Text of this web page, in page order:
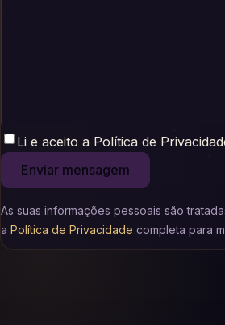
Li e aceito a Política de
Enviar mensagem
As suas informações pessoais são
a Política de Privacidade completa para